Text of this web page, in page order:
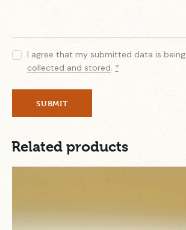
I agree that my submitted data is being
collected and stored. *
Related products